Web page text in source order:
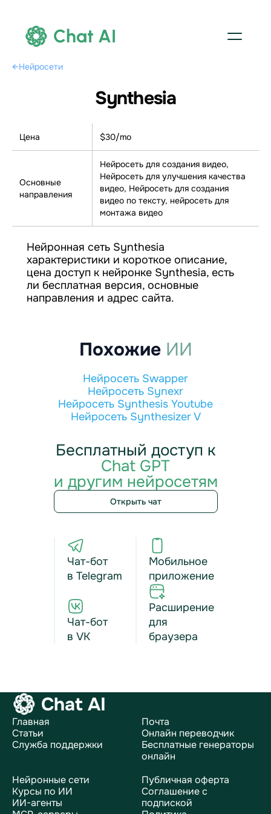
Chat AI
←Нейросети
Synthesia
Цена $30/mo
Основные
направления
Нейросеть для создания видео,
Нейросеть для улучшения качества
видео, Нейросеть для создания
видео по тексту, нейросеть для
монтажа видео
Нейронная сеть Synthesia
характеристики и короткое описание,
цена доступ к нейронке Synthesia, есть
ли бесплатная версия, основные
направления и адрес сайта.
Похожие ИИ
Нейросеть Swapper
Нейросеть Synexr
Нейросеть Synthesis Youtube
Нейросеть Synthesizer V
Бесплатный доступ к
Chat GPT
и другим нейросетям
Открыть чат
Чат-бот
в Telegram
Чат-бот
в VK
Мобильное
приложение
Расширение
для
браузера
Chat AI
Главная
Статьи
Служба поддержки
Почта
Онлайн переводчик
Бесплатные генераторы
онлайн
Нейронные сети
Курсы по ИИ
ИИ-агенты
Публичная оферта
Соглашение с
подпиской